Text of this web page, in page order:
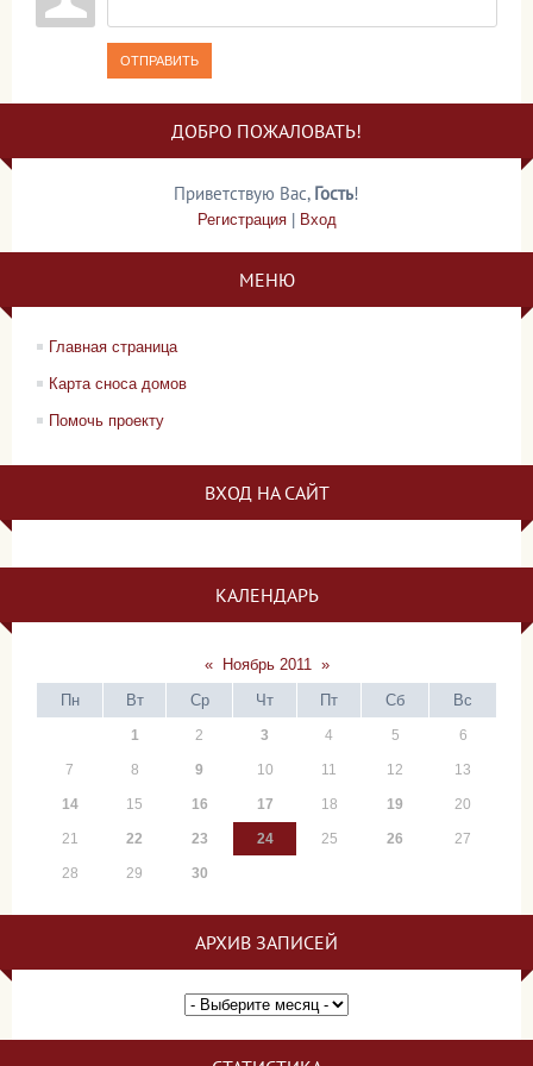
ОТПРАВИТЬ
ДОБРО ПОЖАЛОВАТЬ!
Приветствую Вас, Гость!
Регистрация| Вход
МЕНЮ
Главная страница
Карта сноса домов
Помочь проекту
ВХОД НА САЙТ
КАЛЕНДАРЬ
« Ноябрь 2011 »
Пн
Вт Ср Чт Пт Сб Вс
1 2 3 4 5 6
7 8 9 10 11 12 13
14 15 16 17 18 19 20
21 22 23 24 25 26 27
28 29 30
АРХИВ ЗАПИСЕЙ